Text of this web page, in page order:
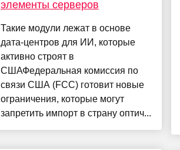
элементы серверов
Такие модули лежат в основе
дата-центров для ИИ, которые
активно строят в
СШАФедеральная комиссия по
связи США (FCC) готовит новые
ограничения, которые могут
запретить импорт в страну оптич...